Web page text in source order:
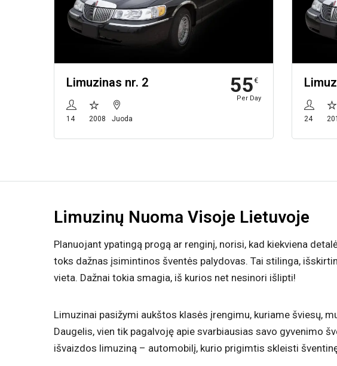
Limuzinas nr. 2
14 2008 Juoda
55€
Per Day
24
Limuzinų Nuoma Visoje Lietuvoje
Planuojant ypatingą progą ar renginį, norisi, kad kiekviena
toks dažnas įsimintinos šventės palydovas. Tai stilinga,
vieta. Dažnai tokia smagia, iš kurios net nesinori išlipti!
Limuzinai pasižymi aukštos klasės įrengimu, kuriame šviesų,
Daugelis, vien tik pagalvoję apie svarbiausias savo gyvenimo
išvaizdos limuziną – automobilį, kurio prigimtis skleisti